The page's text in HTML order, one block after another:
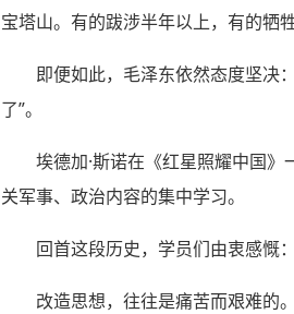
宝塔山。有的跋涉半年以上，有的牺
即便如此，毛泽东依然态度坚决
了”。
埃德加·斯诺在《红星照耀中国
关军事、政治内容的集中学习。
回首这段历史，学员们由衷感慨
改造思想，往往是痛苦而艰难